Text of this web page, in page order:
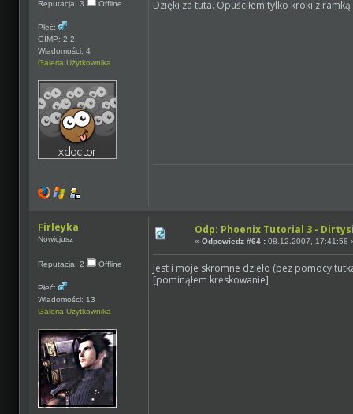
Reputacja: 3 Offline
Płeć:
GIMP: 2.2
Wiadomości: 4
Galeria Użytkownika
Dzięki za tuta. Opuściłem tylko kroki z
Firleyka
Nowicjusz
Reputacja: 2 Offline
Płeć:
Wiadomości: 13
Galeria Użytkownika
Odp: Phoenix Tutorial 3 -
«Odpowiedz #64 : 08.12.2007, 17:41:58
Jest i moje skromne dzieło (bez pomocy
[pominąłem kreskowanie]